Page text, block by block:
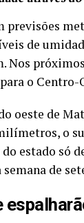
previsões
de
Nos
o
oeste de
o
estado só
de